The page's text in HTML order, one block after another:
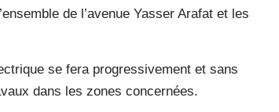
de l’avenue Yasser Arafat et les
se fera progressivement et sans
dans les zones concernées.